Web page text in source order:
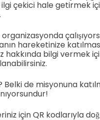
çekici hale getirmek
hareketinize
hakkında bilgi vermek
Belki de misyonuna
için QR kodlarıyla